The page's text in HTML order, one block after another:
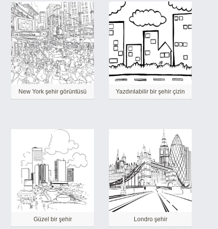
New York şehir görüntüsü Yazdırılabilir bir şehir çizin
Güzel bir şehir Londro şehir